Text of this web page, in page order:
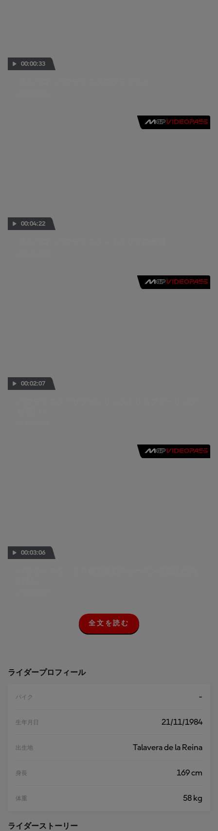
00:00:33
00:04:22
00:02:07
00:03:06
全
文
全文を読む
ライダープロフィール
バイク -
生年月日 21/11/1984
出生地 Talavera de la Reina
身長 169 cm
体重 58 kg
ライダーストーリー